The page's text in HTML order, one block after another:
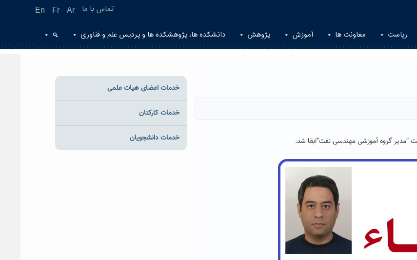
En Fr Ar تماس با ما
ریاست معاونت ها آموزش پژوهش دانشکده ها، پژوهشکده ها و پردیس علم و فناوری
گروه آموزشی مهندسی نفت”ابقا شد.
خدمات اعضای هیات علمی
خدمات کارکنان
خدمات دانشجویان